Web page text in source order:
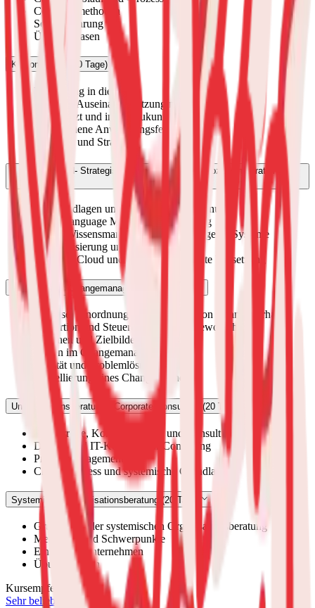
Coachingmethoden
Selbsterfahrung
Übungsphasen
KI Consultant (20 Tage)
Einführung in die KI
Kritische Auseinandersetzung mit KI
KI im Jetzt und in der Zukunft
Verschiedene Anwendungsfelder
Beratung und Strategie
KI Advanced- Strategische Anwendung und Prozessintegration (20
Tage)
KI-Grundlagen und strategische Einordnung
Large Language Models und Prompting
Daten, Wissensmanagement und intelligente Systeme
Automatisierung und KI-Agenten
KI in der Cloud und unternehmensweite Umsetzung
KI-gestütztes Changemanagement (20 Tage)
Analyse, Einordnung undn Planung von Changevorhaben
Modertion und Steuerung von Changeworkshops
Visionen und Zielbilder entwickeln
Rollen im Changemanagement
Agilität und Problemlösung
Modellierung eines Change-Planes
Unternehmensberatung - Corporate Consultant (20 Tage)
Beraterrolle, Kommunikation und Consulting
Digital- und IT-Kontexte für Consulting
Prozessmanagement
Changeprozess und systemische Grundlagen
Systemische Organisationsberatung (20 Tage)
Grundlagen der systemischen Organisationsberatung
Methoden und Schwerpunkte
Einsatz im Unternehmen
Übungsphasen
Kursempfehlungen
Sehr beliebt